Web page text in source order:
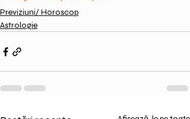
Previziuni/ Horoscop
Astrologie